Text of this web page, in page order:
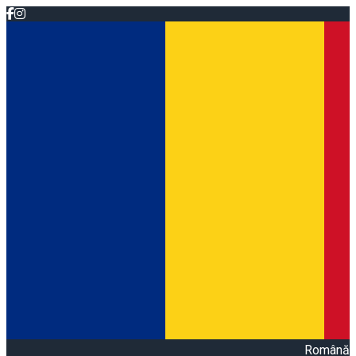
Română